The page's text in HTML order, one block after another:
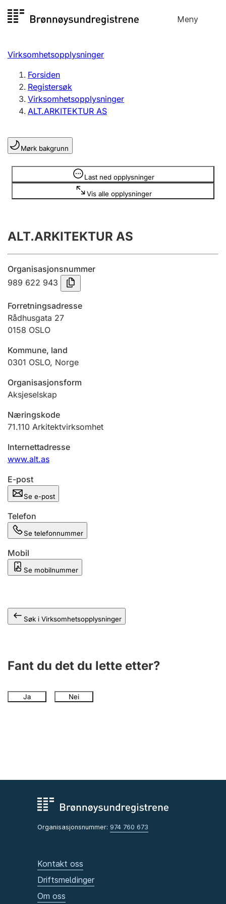
til
Meny
Registersøk
Aksjeselskap
Enkeltpersonforetak
Registrere, endre, slette
Lag og forening
Registrere, endre, slette
Årsregnskap
Innsending og forsinkelsesgebyr
Jeger
Ektepaktveileder
Offentlig sektor
Andre tema
Virksomhetsopplysninger
Forsiden
Registersøk
Virksomhetsopplysninger
ALT.ARKITEKTUR AS
Mørk bakgrunn
Last ned opplysninger
Vis alle opplysninger
Opplysninger er skjult
ALT.ARKITEKTUR AS
Organisasjonsnummer
989 622 943
Forretningsadresse
Rådhusgata 27
0158 OSLO
Kommune, land
0301 OSLO, Norge
Organisasjonsform
Aksjeselskap
Næringskode
71.110 Arkitektvirksomhet
Internettadresse
www.alt.as
E-post
Se e-post
Telefon
Se telefonnummer
Mobil
Se mobilnummer
Søk i Virksomhetsopplysninger
Fant du det du lette etter?
Ja Nei
Organisasjonsnummer: 974 760 673
Kontakt oss
Driftsmeldinger
Om oss